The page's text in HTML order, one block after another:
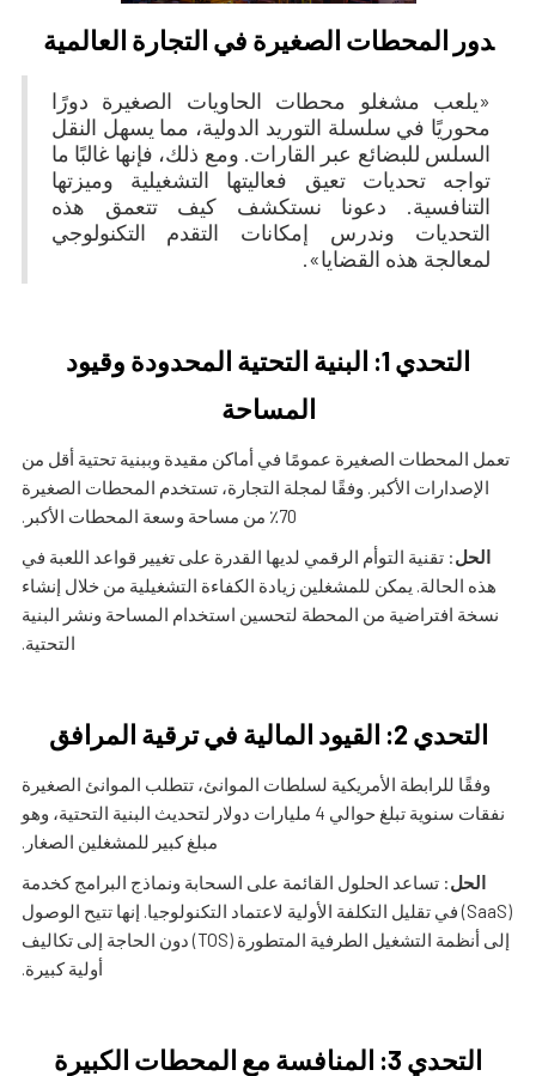
دور المحطات الصغيرة في التجارة العالمية
«يلعب مشغلو محطات الحاويات الصغيرة دورًا
محوريًا في سلسلة التوريد الدولية، مما يسهل النقل
السلس للبضائع عبر القارات. ومع ذلك، فإنها غالبًا ما
تواجه تحديات تعيق فعاليتها التشغيلية وميزتها
التنافسية. دعونا نستكشف كيف تتعمق هذه
التحديات وندرس إمكانات التقدم التكنولوجي
لمعالجة هذه القضايا».
التحدي 1: البنية التحتية المحدودة وقيود
المساحة
تعمل المحطات الصغيرة عمومًا في أماكن مقيدة وببنية تحتية أقل من
الإصدارات الأكبر. وفقًا لمجلة التجارة، تستخدم المحطات الصغيرة
70٪ من مساحة وسعة المحطات الأكبر.
الحل: تقنية التوأم الرقمي لديها القدرة على تغيير قواعد اللعبة في
هذه الحالة. يمكن للمشغلين زيادة الكفاءة التشغيلية من خلال إنشاء
نسخة افتراضية من المحطة لتحسين استخدام المساحة ونشر البنية
التحتية.
التحدي 2: القيود المالية في ترقية المرافق
وفقًا للرابطة الأمريكية لسلطات الموانئ، تتطلب الموانئ الصغيرة
نفقات سنوية تبلغ حوالي 4 مليارات دولار لتحديث البنية التحتية، وهو
مبلغ كبير للمشغلين الصغار.
الحل: تساعد الحلول القائمة على السحابة ونماذج البرامج كخدمة
(SaaS) في تقليل التكلفة الأولية لاعتماد التكنولوجيا. إنها تتيح الوصول
إلى أنظمة التشغيل الطرفية المتطورة (TOS) دون الحاجة إلى تكاليف
أولية كبيرة.
التحدي 3: المنافسة مع المحطات الكبيرة